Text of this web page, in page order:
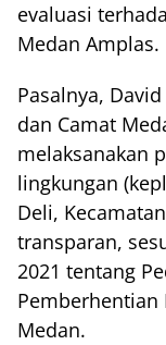
evaluasi
Medan Amplas.
Pasalnya,
dan Camat
melaksanakan
lingkungan
Deli,
transparan,
2021 tentang
Pemberhentian
Medan.